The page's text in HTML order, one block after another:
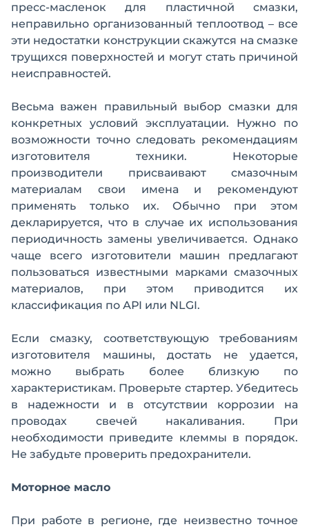
пресс-масленок для пластичной смазки,
неправильно организованный теплоотвод – все
эти недостатки конструкции скажутся на смазке
трущихся поверхностей и могут стать причиной
неисправностей.
Весьма важен правильный выбор смазки для
конкретных условий эксплуатации. Нужно по
возможности точно следовать рекомендациям
изготовителя техники. Некоторые
производители присваивают смазочным
материалам свои имена и рекомендуют
применять только их. Обычно при этом
декларируется, что в случае их использования
периодичность замены увеличивается. Однако
чаще всего изготовители машин предлагают
пользоваться известными марками смазочных
материалов, при этом приводится их
классификация по АРI или NLGI.
Если смазку, соответствующую требованиям
изготовителя машины, достать не удается,
можно выбрать более близкую по
характеристикам. Проверьте стартер. Убедитесь
в надежности и в отсутствии коррозии на
проводах свечей накаливания. При
необходимости приведите клеммы в порядок.
Не забудьте проверить предохранители.
Моторное масло
При работе в регионе, где неизвестно точное